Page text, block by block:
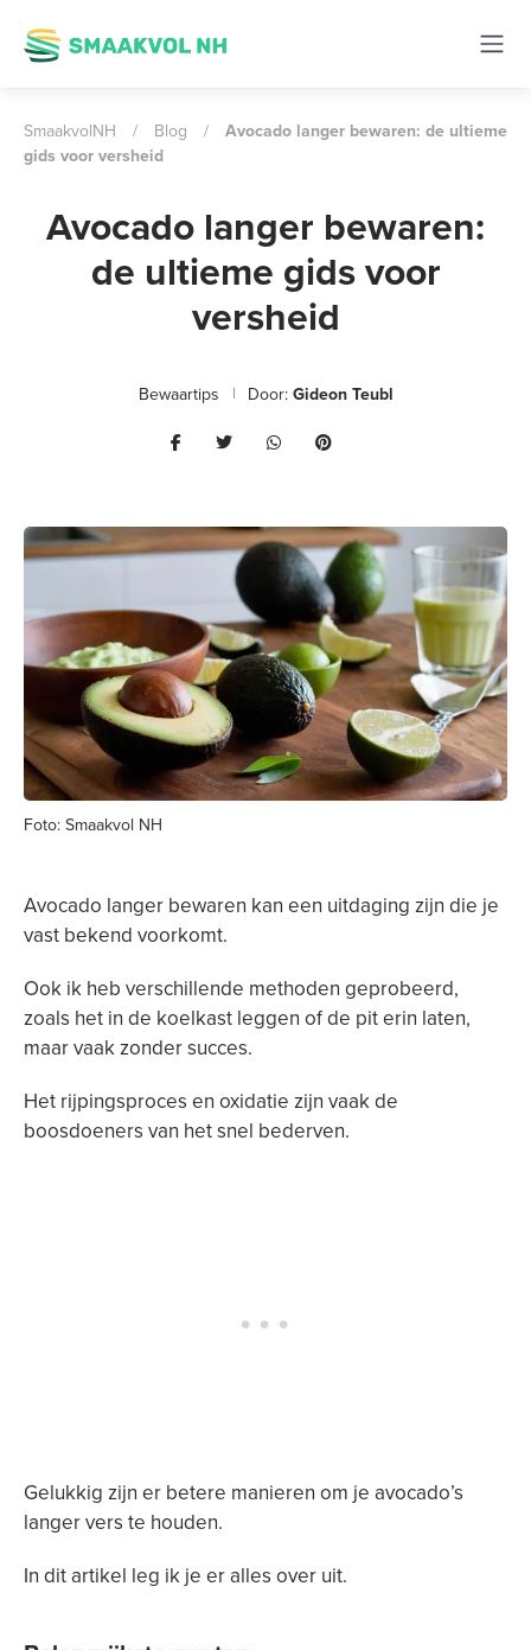
SmaakvolNH / Blog /
Avocado langer bewaren: de ultieme
gids voor versheid
Foto: Smaakvol NH
Avocado langer bewaren:
de ultieme gids voor
versheid
Bewaartips Door:Gideon Teubl
Avocado langer bewaren kan een uitdaging zijn die je
vast bekend voorkomt.
Ook ik heb verschillende methoden geprobeerd,
zoals het in de koelkast leggen of de pit erin laten,
maar vaak zonder succes.
Het rijpingsproces en oxidatie zijn vaak de
boosdoeners van het snel bederven.
Gelukkig zijn er betere manieren om je avocado’s
langer vers te houden.
In dit artikel leg ik je er alles over uit.